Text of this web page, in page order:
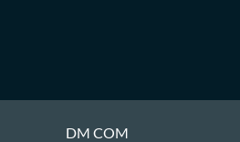
DM COM